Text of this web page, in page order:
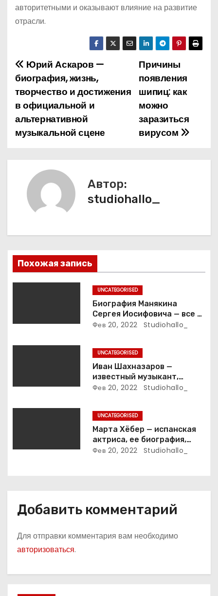
авторитетными и оказывают влияние на развитие
отрасли.
Н
а
в
и
я
п
о
Причины
появления
шипиц: как
можно
заразиться
вирусом
Юрий Аскаров —
биография, жизнь,
творчество и достижения
в официальной и
альтернативной
музыкальной сцене
Автор:
studiohallo_
Похожая запись
UNCATEGORISED
Биография Манякина
Сергея Иосифовича — все о
ветеране футбола России!
Фев 20, 2022 Studiohallo_
UNCATEGORISED
Иван Шахназаров —
известный музыкант,
композитор и продюсер —
Фев 20, 2022 Studiohallo_
UNCATEGORISED
Марта Хёбер — испанская
актриса, ее биография,
фото и интересные факты,
Фев 20, 2022 Studiohallo_
Добавить комментарий
Для отправки комментария вам необходимо
авторизоваться.